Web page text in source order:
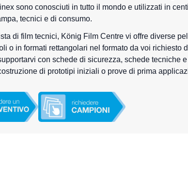
sono conosciuti in tutto il mondo e utilizzati in
tecnici e di consumo.
di film tecnici, König Film Centre vi offre diverse
o in formati rettangolari nel formato da voi richiesto
con schede di sicurezza, schede tecniche
di prototipi iniziali o prove di prima